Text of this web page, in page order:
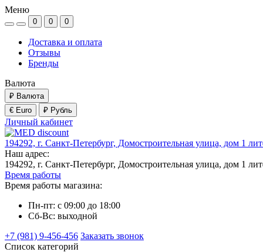
Меню
0 0 0
Доставка и оплата
Отзывы
Бренды
Валюта
₽ Валюта
€ Euro
₽ Рубль
Личный кабинет
194292, г. Санкт-Петербург, Домостроительная улица, дом 1
Наш адрес:
194292, г. Санкт-Петербург, Домостроительная улица, дом 1
Время работы
Время работы магазина:
Пн-пт: с 09:00 до 18:00
Сб-Вс: выходной
+7 (981) 9-456-456 Заказать звонок
Список категорий